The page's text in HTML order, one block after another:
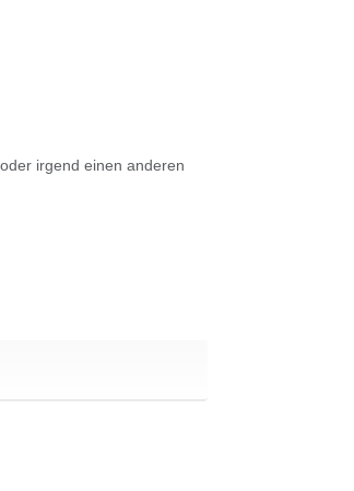
irgend einen anderen